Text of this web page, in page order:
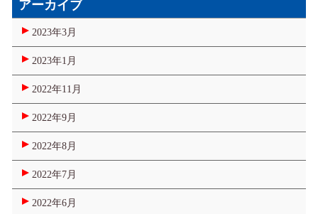
アーカイブ
2023年3月
2023年1月
2022年11月
2022年9月
2022年8月
2022年7月
2022年6月